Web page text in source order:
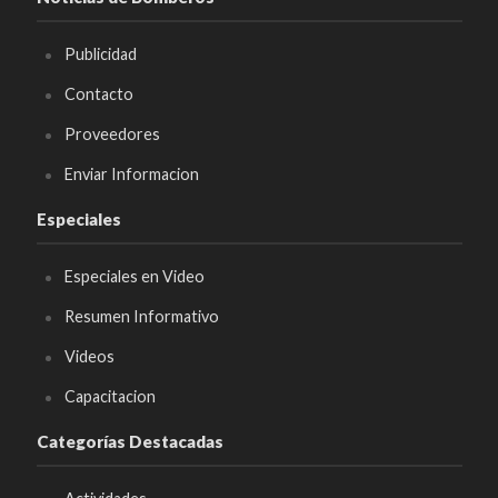
Publicidad
Contacto
Proveedores
Enviar Informacion
Especiales
Especiales en Video
Resumen Informativo
Videos
Capacitacion
Categorías Destacadas